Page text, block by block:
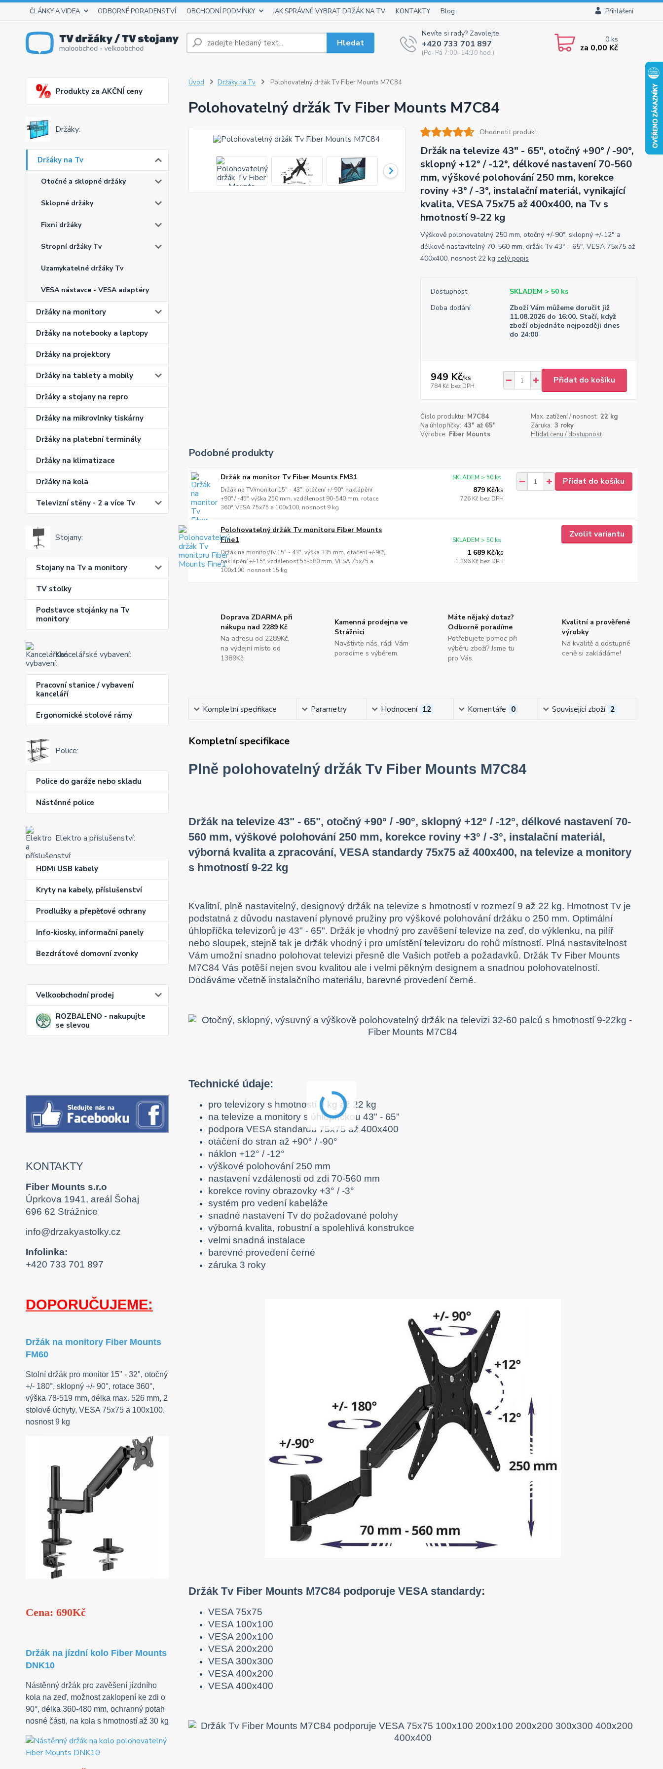
ČLÁNKY A VIDEA ODBORNÉ PORADENSTVÍ OBCHODNÍ PODMÍNKY JAK SPRÁVNĚ VYBRAT DRŽÁK NA TV KONTAKTY Blog Přihlášení
Hledat
Nevíte si rady? Zavolejte.
+420 733 701 897
(Po–Pá 7:00–14:30 hod.)
0ks
za 0,00 Kč
Produkty za AKČNÍ ceny
Držáky:
Držáky na Tv
Otočné a sklopné držáky
Sklopné držáky
Fixní držáky
Stropní držáky Tv
Uzamykatelné držáky Tv
VESA nástavce - VESA adaptéry
Držáky na monitory
Držáky na notebooky a laptopy
Držáky na projektory
Držáky na tablety a mobily
Držáky a stojany na repro
Držáky na mikrovlnky tiskárny
Držáky na platební terminály
Držáky na klimatizace
Držáky na kola
Televizní stěny - 2 a více Tv
Stojany:
Stojany na Tv a monitory
TV stolky
Podstavce stojánky na Tv
monitory
Kancelářské vybavení:
Pracovní stanice / vybavení
kanceláří
Ergonomické stolové rámy
Police:
Police do garáže nebo skladu
Nástěnné police
Elektro a příslušenství:
HDMi USB kabely
Kryty na kabely, příslušenství
Prodlužky a přepěťové ochrany
Info-kiosky, informační panely
Bezdrátové domovní zvonky
Velkoobchodní prodej
ROZBALENO - nakupujte
se slevou
KONTAKTY
Fiber Mounts s.r.o
Úprkova 1941, areál Šohaj
696 62 Strážnice
info@drzakyastolky.cz
Infolinka:
+420 733 701 897
DOPORUČUJEME:
Držák na monitory Fiber Mounts
FM60
Stolní držák pro monitor 15" - 32", otočný
+/- 180°, sklopný +/- 90°, rotace 360°,
výška 78-519 mm, délka max. 526 mm, 2
stolové úchyty, VESA 75x75 a 100x100,
nosnost 9 kg
Cena: 690Kč
Držák na jízdní kolo Fiber Mounts
DNK10
Nástěnný držák pro zavěšení jízdního
kola na zeď, možnost zaklopení ke zdi o
90°, délka 360-480 mm, ochranný potah
nosné části, na kola s hmotností až 30 kg
Úvod Držáky na Tv Polohovatelný držák Tv Fiber Mounts M7C84
Polohovatelný držák Tv Fiber Mounts M7C84
Ohodnotit produkt
Držák na televize 43" - 65", otočný +90° / -90°,
sklopný +12° / -12°, délkové nastavení 70-560
mm, výškové polohování 250 mm, korekce
roviny +3° / -3°, instalační materiál, vynikající
kvalita, VESA 75x75 až 400x400, na Tv s
hmotností 9-22 kg
Výškově polohovatelný 250 mm, otočný +/-90°, sklopný +/-12° a
délkově nastavitelný 70-560 mm, držák Tv 43" - 65", VESA 75x75 až
400x400, nosnost 22 kg celý popis
Dostupnost
SKLADEM > 50 ks
Doba dodání
Zboží Vám můžeme doručit již
11.08.2026 do 16:00. Stačí, když
zboží objednáte nejpozději dnes
do 24:00
949 Kč/ks
784 Kč bez DPH
Přidat do košíku
Číslo produktu: M7C84 Max. zatížení / nosnost: 22 kg
Na úhlopříčky: 43" až 65" Záruka: 3 roky
Výrobce: Fiber Mounts Hlídat cenu / dostupnost
Podobné produkty
Držák na monitor Tv Fiber Mounts FM31
Držák na TV/monitor 15" - 43", otáčení +/-90°, naklápění
+90° / -45°, výška 250 mm, vzdálenost 90-540 mm, rotace
360°, VESA 75x75 a 100x100, nosnost 9 kg
879 Kč/ks
726 Kč bez DPH
SKLADEM > 50 ks Přidat do košíku
Polohovatelný držák Tv monitoru Fiber Mounts
Fine1
Držák na monitor/Tv 15" - 43", výška 335 mm, otáčení +/-90°,
naklápění +/-15°, vzdálenost 55-580 mm, VESA 75x75 a
100x100, nosnost 15 kg
1 689 Kč/ks
1 396 Kč bez DPH
SKLADEM > 50 ks
Zvolit variantu
Doprava ZDARMA při
nákupu nad 2289 Kč
Na adresu od 2289Kč,
na výdejní místo od
1389Kč
Kamenná prodejna ve
Strážnici
Navštivte nás, rádi Vám
poradíme s výběrem.
Máte nějaký dotaz?
Odborně poradíme
Potřebujete pomoc při
výběru zboží? Jsme tu
pro Vás.
Kvalitní a prověřené
výrobky
Na kvalitě a dostupné
ceně si zakládáme!
Kompletní specifikace Parametry Hodnocení 12 Komentáře 0 Související zboží 2
Kompletní specifikace
Plně polohovatelný držák Tv Fiber Mounts M7C84
Držák na televize 43" - 65", otočný +90° / -90°, sklopný +12° / -12°, délkové nastavení 70-
560 mm, výškové polohování 250 mm, korekce roviny +3° / -3°, instalační materiál,
výborná kvalita a zpracování, VESA standardy 75x75 až 400x400, na televize a monitory
s hmotností 9-22 kg
Kvalitní, plně nastavitelný, designový držák na televize s hmotností v rozmezí 9 až 22 kg. Hmotnost Tv je
podstatná z důvodu nastavení plynové pružiny pro výškové polohování držáku o 250 mm. Optimální
úhlopříčka televizorů je 43" - 65". Držák je vhodný pro zavěšení televize na zeď, do výklenku, na pilíř
nebo sloupek, stejně tak je držák vhodný i pro umístění televizoru do rohů místností. Plná nastavitelnost
Vám umožní snadno polohovat televizi přesně dle Vašich potřeb a požadavků. Držák Tv Fiber Mounts
M7C84 Vás potěší nejen svou kvalitou ale i velmi pěkným designem a snadnou polohovatelností.
Dodáváme včetně instalačního materiálu, barevné provedení černé.
Technické údaje:
pro televizory s hmotností 9 kg až 22 kg
na televize a monitory s úhlopříčkou 43" - 65"
podpora VESA standardu 75x75 až 400x400
otáčení do stran až +90° / -90°
náklon +12° / -12°
výškové polohování 250 mm
nastavení vzdálenosti od zdi 70-560 mm
korekce roviny obrazovky +3° / -3°
systém pro vedení kabeláže
snadné nastavení Tv do požadované polohy
výborná kvalita, robustní a spolehlivá konstrukce
velmi snadná instalace
barevné provedení černé
záruka 3 roky
Držák Tv Fiber Mounts M7C84 podporuje VESA standardy:
VESA 75x75
VESA 100x100
VESA 200x100
VESA 200x200
VESA 300x300
VESA 400x200
VESA 400x400